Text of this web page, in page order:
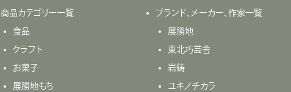
商品カテゴリー一覧
食品
クラフト
お菓子
展勝地もち
ブランド、メーカー、作家一覧
展勝地
東北巧芸舎
岩鋳
ユキノチカラ